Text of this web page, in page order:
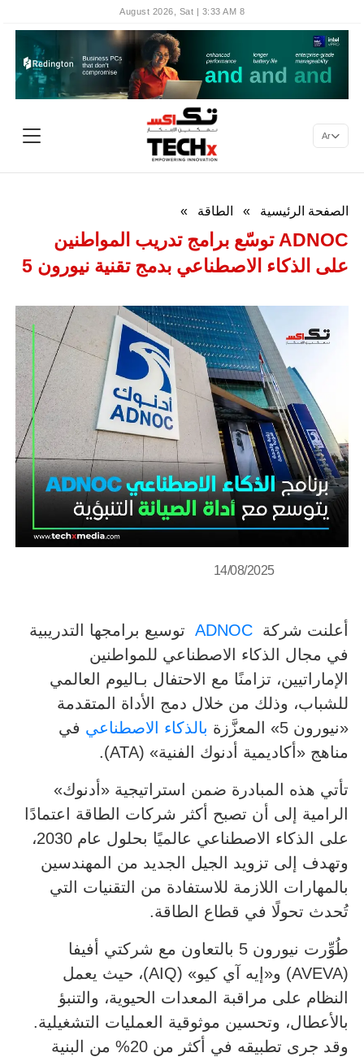
8 August 2026, Sat | 3:33 AM
Ar
الصفحة الرئيسية » الطاقة »
ADNOC توسّع برامج تدريب المواطنين
على الذكاء الاصطناعي بدمج تقنية نيورون 5
14/08/2025
أعلنت شركةADNOC توسيع برامجها التدريبية
في مجال الذكاء الاصطناعي للمواطنين
الإماراتيين، تزامنًا مع الاحتفال بـاليوم العالمي
للشباب، وذلك من خلال دمج الأداة المتقدمة
«نيورون 5» المعزَّزة
بالذكاء الاصطناعي في
مناهج «أكاديمية أدنوك الفنية» (ATA).
تأتي هذه المبادرة ضمن استراتيجية «أدنوك»
الرامية إلى أن تصبح أكثر شركات الطاقة اعتمادًا
على الذكاء الاصطناعي عالميًا بحلول عام 2030،
وتهدف إلى تزويد الجيل الجديد من المهندسين
بالمهارات اللازمة للاستفادة من التقنيات التي
تُحدث تحولًا في قطاع الطاقة.
طُوِّرت نيورون 5 بالتعاون مع شركتي أفيفا
(AVEVA) و«إيه آي كيو» (AIQ)، حيث يعمل
النظام على مراقبة المعدات الحيوية، والتنبؤ
بالأعطال، وتحسين موثوقية العمليات التشغيلية.
وقد جرى تطبيقه في أكثر من 20% من البنية